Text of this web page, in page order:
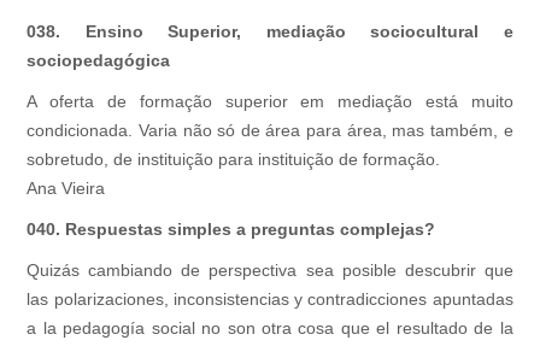
038. Ensino Superior, mediação sociocultural e
sociopedagógica
A oferta de formação superior em mediação está muito
condicionada. Varia não só de área para área, mas também, e
sobretudo, de instituição para instituição de formação.
Ana Vieira
040. Respuestas simples a preguntas complejas?
Quizás cambiando de perspectiva sea posible descubrir que
las polarizaciones, inconsistencias y contradicciones apuntadas
a la pedagogía social no son otra cosa que el resultado de la